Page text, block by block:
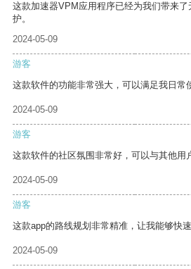
这款加速器VPM应用程序已经为我们带来
护。
2024-05-09
游客
这款软件的功能非常强大，可以满足我日常
2024-05-09
游客
这款软件的社区氛围非常好，可以与其他用
2024-05-09
游客
这款app的路线规划非常精准，让我能够快速
2024-05-09